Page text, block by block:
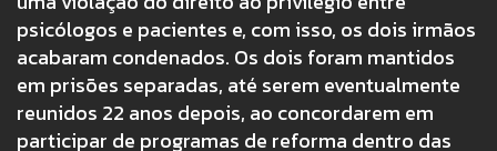
psicólogos e pacientes e, com isso, os dois irmãos
acabaram condenados. Os dois foram mantidos
em prisões separadas, até serem eventualmente
reunidos 22 anos depois, ao concordarem em
participar de programas de reforma dentro das